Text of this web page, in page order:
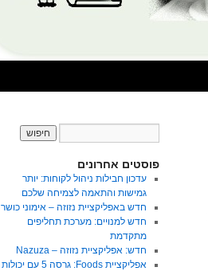
פוסטים אחרונים
עדכון חבילות ניהול לקוחות: יותר
גמישות והתאמה לצמיחה שלכם
חדש באפליקציית נזוזה – אימוני כושר
חדש למנויים: מערכת תחליפים
מתקדמת
חדש: אפליקציית נזוזה – Nazuza
אפליקציית Foods: גרסה 5 עם יכולות